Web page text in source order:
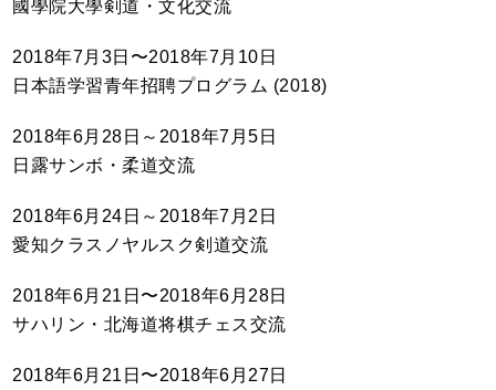
國學院大學剣道・文化交流
2018年7月3日〜2018年7月10日
日本語学習青年招聘プログラム (2018)
2018年6月28日～2018年7月5日
日露サンボ・柔道交流
2018年6月24日～2018年7月2日
愛知クラスノヤルスク剣道交流
2018年6月21日〜2018年6月28日
サハリン・北海道将棋チェス交流
2018年6月21日〜2018年6月27日